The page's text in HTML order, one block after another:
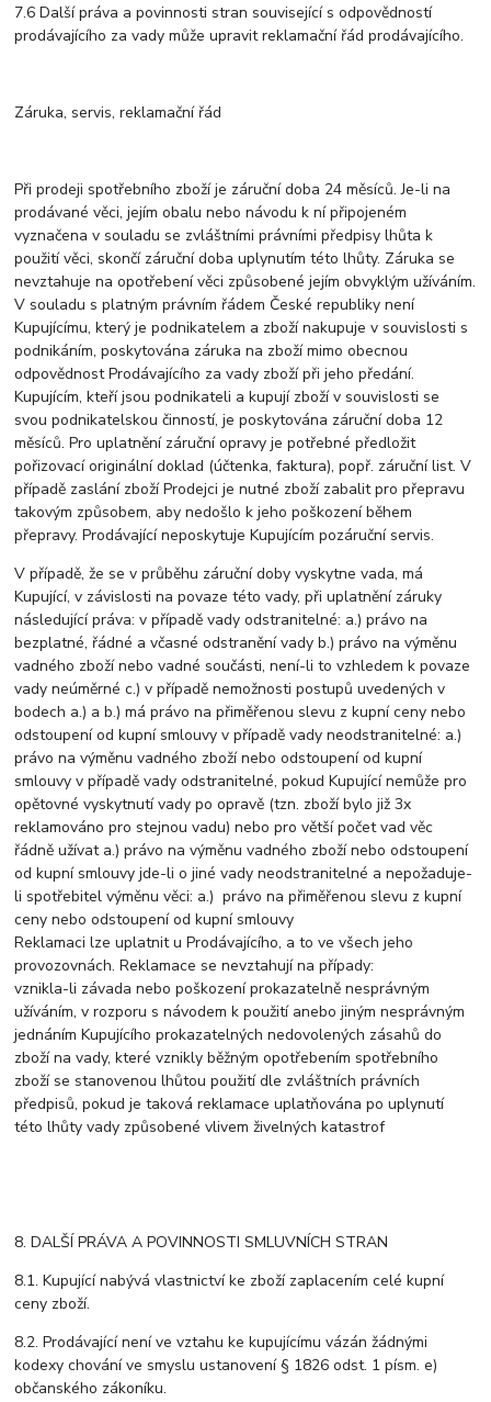
7.6 Další práva a povinnosti stran související s odpovědností
prodávajícího za vady může upravit reklamační řád prodávajícího.
Záruka, servis, reklamační řád
Při prodeji spotřebního zboží je záruční doba 24 měsíců. Je-li na
prodávané věci, jejím obalu nebo návodu k ní připojeném
vyznačena v souladu se zvláštními právními předpisy lhůta k
použití věci, skončí záruční doba uplynutím této lhůty. Záruka se
nevztahuje na opotřebení věci způsobené jejím obvyklým užíváním.
V souladu s platným právním řádem České republiky není
Kupujícímu, který je podnikatelem a zboží nakupuje v souvislosti s
podnikáním, poskytována záruka na zboží mimo obecnou
odpovědnost Prodávajícího za vady zboží při jeho předání.
Kupujícím, kteří jsou podnikateli a kupují zboží v souvislosti se
svou podnikatelskou činností, je poskytována záruční doba 12
měsíců. Pro uplatnění záruční opravy je potřebné předložit
pořizovací originální doklad (účtenka, faktura), popř. záruční list. V
případě zaslání zboží Prodejci je nutné zboží zabalit pro přepravu
takovým způsobem, aby nedošlo k jeho poškození během
přepravy. Prodávající neposkytuje Kupujícím pozáruční servis.
V případě, že se v průběhu záruční doby vyskytne vada, má
Kupující, v závislosti na povaze této vady, při uplatnění záruky
následující práva: v případě vady odstranitelné: a.) právo na
bezplatné, řádné a včasné odstranění vady b.) právo na výměnu
vadného zboží nebo vadné součásti, není-li to vzhledem k povaze
vady neúměrné c.) v případě nemožnosti postupů uvedených v
bodech a.) a b.) má právo na přiměřenou slevu z kupní ceny nebo
odstoupení od kupní smlouvy v případě vady neodstranitelné: a.)
právo na výměnu vadného zboží nebo odstoupení od kupní
smlouvy v případě vady odstranitelné, pokud Kupující nemůže pro
opětovné vyskytnutí vady po opravě (tzn. zboží bylo již 3x
reklamováno pro stejnou vadu) nebo pro větší počet vad věc
řádně užívat a.) právo na výměnu vadného zboží nebo odstoupení
od kupní smlouvy jde-li o jiné vady neodstranitelné a nepožaduje-
li spotřebitel výměnu věci: a.) právo na přiměřenou slevu z kupní
ceny nebo odstoupení od kupní smlouvy
Reklamaci lze uplatnit u Prodávajícího, a to ve všech jeho
provozovnách. Reklamace se nevztahují na případy:
vznikla-li závada nebo poškození prokazatelně nesprávným
užíváním, v rozporu s návodem k použití anebo jiným nesprávným
jednáním Kupujícího prokazatelných nedovolených zásahů do
zboží na vady, které vznikly běžným opotřebením spotřebního
zboží se stanovenou lhůtou použití dle zvláštních právních
předpisů, pokud je taková reklamace uplatňována po uplynutí
této lhůty vady způsobené vlivem živelných katastrof
8. DALŠÍ PRÁVA A POVINNOSTI SMLUVNÍCH STRAN
8.1. Kupující nabývá vlastnictví ke zboží zaplacením celé kupní
ceny zboží.
8.2. Prodávající není ve vztahu ke kupujícímu vázán žádnými
kodexy chování ve smyslu ustanovení § 1826 odst. 1 písm. e)
občanského zákoníku.